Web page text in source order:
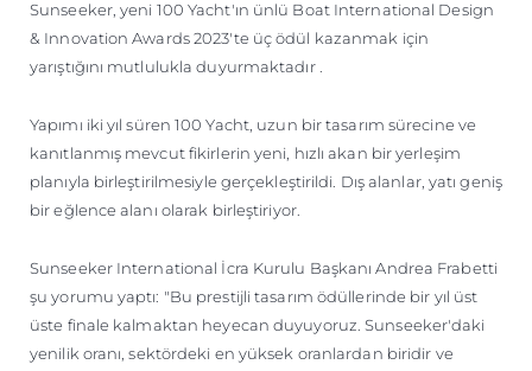
Sunseeker, yeni 100 Yacht'ın ünlü Boat International Design
& Innovation Awards 2023'te üç ödül kazanmak için
yarıştığını mutlulukla duyurmaktadır .
Yapımı iki yıl süren 100 Yacht, uzun bir tasarım sürecine ve
kanıtlanmış mevcut fikirlerin yeni, hızlı akan bir yerleşim
planıyla birleştirilmesiyle gerçekleştirildi. Dış alanlar, yatı geniş
bir eğlence alanı olarak birleştiriyor.
Sunseeker International İcra Kurulu Başkanı Andrea Frabetti
şu yorumu yaptı: "Bu prestijli tasarım ödüllerinde bir yıl üst
üste finale kalmaktan heyecan duyuyoruz. Sunseeker'daki
yenilik oranı, sektördeki en yüksek oranlardan biridir ve